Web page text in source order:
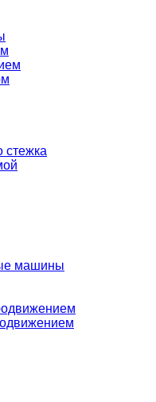
стежка
машины